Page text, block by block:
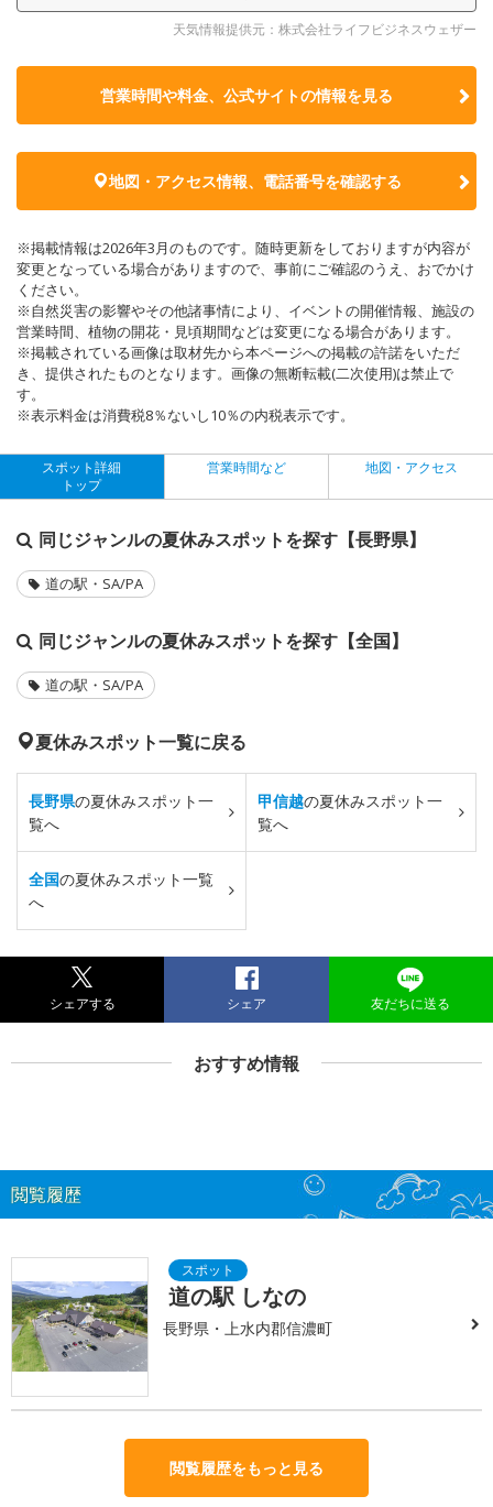
天気情報提供元：株式会社ライフビジネスウェザー
営業時間や料金、公式サイトの情報を見る
地図・アクセス情報、電話番号を確認する
※掲載情報は2026年3月のものです。随時更新をしておりますが内容が
変更となっている場合がありますので、事前にご確認のうえ、おでかけ
ください。
※自然災害の影響やその他諸事情により、イベントの開催情報、施設の
営業時間、植物の開花・見頃期間などは変更になる場合があります。
※掲載されている画像は取材先から本ページへの掲載の許諾をいただ
き、提供されたものとなります。画像の無断転載(二次使用)は禁止で
す。
※表示料金は消費税8％ないし10％の内税表示です。
スポット詳細
トップ
営業時間など 地図・アクセス
同じジャンルの夏休みスポットを探す【長野県】
道の駅・SA/PA
同じジャンルの夏休みスポットを探す【全国】
道の駅・SA/PA
夏休みスポット一覧に戻る
長野県の夏休みスポット一
覧へ
甲信越の夏休みスポット一
覧へ
全国の夏休みスポット一覧
へ
シェアする シェア 友だちに送る
おすすめ情報
閲覧履歴
道の駅 しなの
長野県・上水内郡信濃町
閲覧履歴をもっと見る